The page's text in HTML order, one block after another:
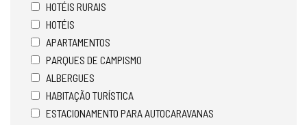
HOTÉIS RURAIS
HOTÉIS
APARTAMENTOS
PARQUES DE CAMPISMO
ALBERGUES
HABITAÇÃO TURÍSTICA
ESTACIONAMENTO PARA AUTOCARAVANAS